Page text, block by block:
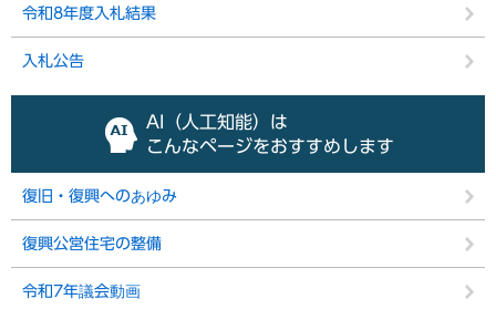
令和8年度入札結果
入札公告
AI（人工知能）は
こんなページをおすすめします
復旧・復興へのあゆみ
復興公営住宅の整備
令和7年議会動画